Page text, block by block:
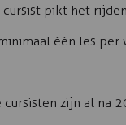
pikt het
één les
cursisten zijn al na